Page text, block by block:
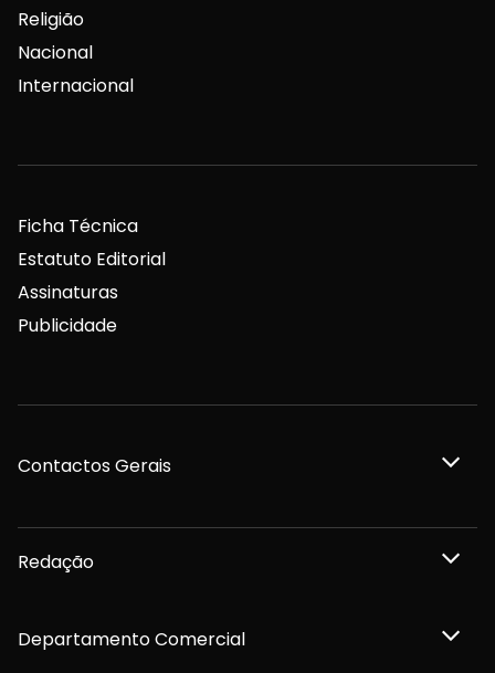
Religião
Nacional
Internacional
Ficha Técnica
Estatuto Editorial
Assinaturas
Publicidade
Contactos Gerais
Redação
Departamento Comercial